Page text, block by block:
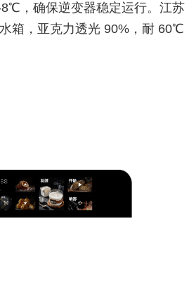
，确保逆变器稳定运行。江苏
箱，亚克力透光 90%，耐 60℃